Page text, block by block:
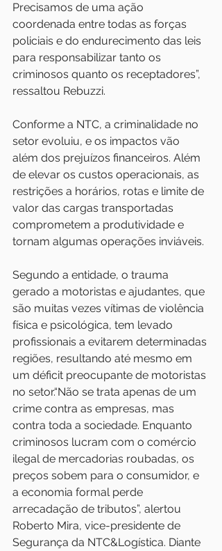
Precisamos de uma ação
coordenada entre todas as forças
policiais e do endurecimento das leis
para responsabilizar tanto os
criminosos quanto os receptadores”,
ressaltou Rebuzzi.
Conforme a NTC, a criminalidade no
setor evoluiu, e os impactos vão
além dos prejuízos financeiros. Além
de elevar os custos operacionais, as
restrições a horários, rotas e limite de
valor das cargas transportadas
comprometem a produtividade e
tornam algumas operações inviáveis.
Segundo a entidade, o trauma
gerado a motoristas e ajudantes, que
são muitas vezes vítimas de violência
física e psicológica, tem levado
profissionais a evitarem determinadas
regiões, resultando até mesmo em
um déficit preocupante de motoristas
no setor.“Não se trata apenas de um
crime contra as empresas, mas
contra toda a sociedade. Enquanto
criminosos lucram com o comércio
ilegal de mercadorias roubadas, os
preços sobem para o consumidor, e
a economia formal perde
arrecadação de tributos”, alertou
Roberto Mira, vice-presidente de
Segurança da NTC&Logística. Diante